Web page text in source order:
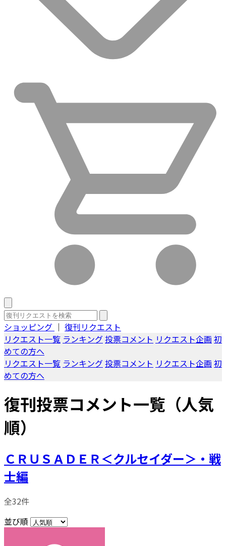
ショッピング ｜ 復刊リクエスト
リクエスト一覧 ランキング投票コメント リクエスト企画 初
めての方へ
リクエスト一覧 ランキング投票コメント リクエスト企画 初
めての方へ
復刊投票コメント一覧（人気
順）
ＣＲＵＳＡＤＥＲ＜クルセイダー＞・戦
士編
全32件
並び順